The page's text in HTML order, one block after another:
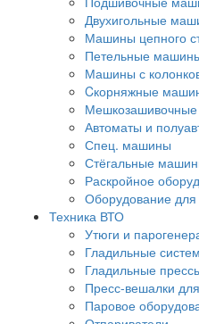
Двухигольные
Машины цепного
Петельные
Машины с
Cкорняжные
Автоматы и
Спец. машины
Стёгальные
Раскройное
Оборудование для
Техника ВТО
Утюги и
Гладильные
Гладильные
Пресс-вешалки
Паровое